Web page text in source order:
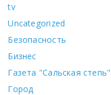
tv
Uncategorized
Безопасность
Бизнес
Газета "Сальская степь"
Город